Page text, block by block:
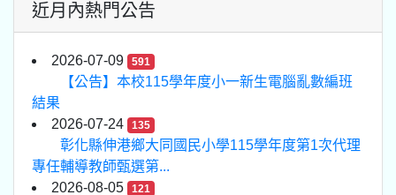
近月內熱門公告
2026-07-09 591
【公告】本校115學年度小一新生電腦亂數編班
結果
2026-07-24
135
彰化縣伸港鄉大同國民小學115學年度第1次代理
專任輔導教師甄選第...
2026-08-05
121